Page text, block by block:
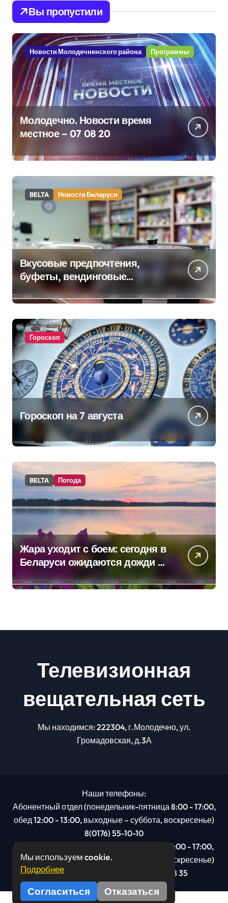
Вы пропустили
Новости Молодечненского района Программы
Молодечно. Новости время
местное – 07 08 20
BELTA Новости Беларуси
Вкусовые предпочтения,
буфеты, вендинговые
аппараты. Минобразования об
изменениях в школьном
питании
Гороскоп
Гороскоп на 7 августа
BELTA Погода
Жара уходит с боем: сегодня в
Беларуси ожидаются дожди и
грозы
Телевизионная
вещательная сеть
Мы находимся: 222304, г.Молодечно, ул.
Громадовская, д.3А
Наши телефоны:
Абонентный отдел (понедельник-пятница 8:00 - 17:00,
обед 12:00 - 13:00, выходные – суббота, воскресенье)
8(0176) 55-10-10
Рекламный отдел (понедельник-пятница 8:00 - 17:00,
обед 12:00 - 13:00, выходные – суббота, воскресенье)
8(0176): 54 95 80, МТС +375 29 201 78 35
Мы используем cookie.
Подробнее
Согласиться Отказаться